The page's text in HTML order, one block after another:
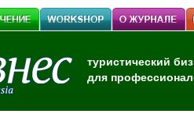
туристический
для